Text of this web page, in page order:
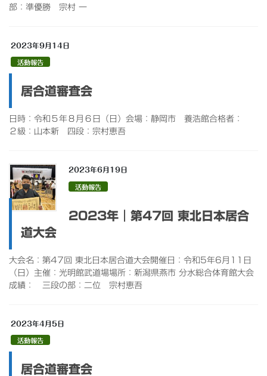
部：準優勝 宗村 一
2023年9月14日
活動報告
居合道審査会
日時：令和５年８月６日（日）会場：静岡市 養浩館合格者：
２級：山本新 四段：宗村恵吾
2023年6月19日
活動報告
2023年｜第47回 東北日本居合
道大会
大会名：第47回 東北日本居合道大会開催日：令和5年6月11日
（日）主催：光明館武道場場所：新潟県燕市 分水総合体育館大会
成績： 三段の部：二位 宗村恵吾
2023年4月5日
活動報告
居合道審査会